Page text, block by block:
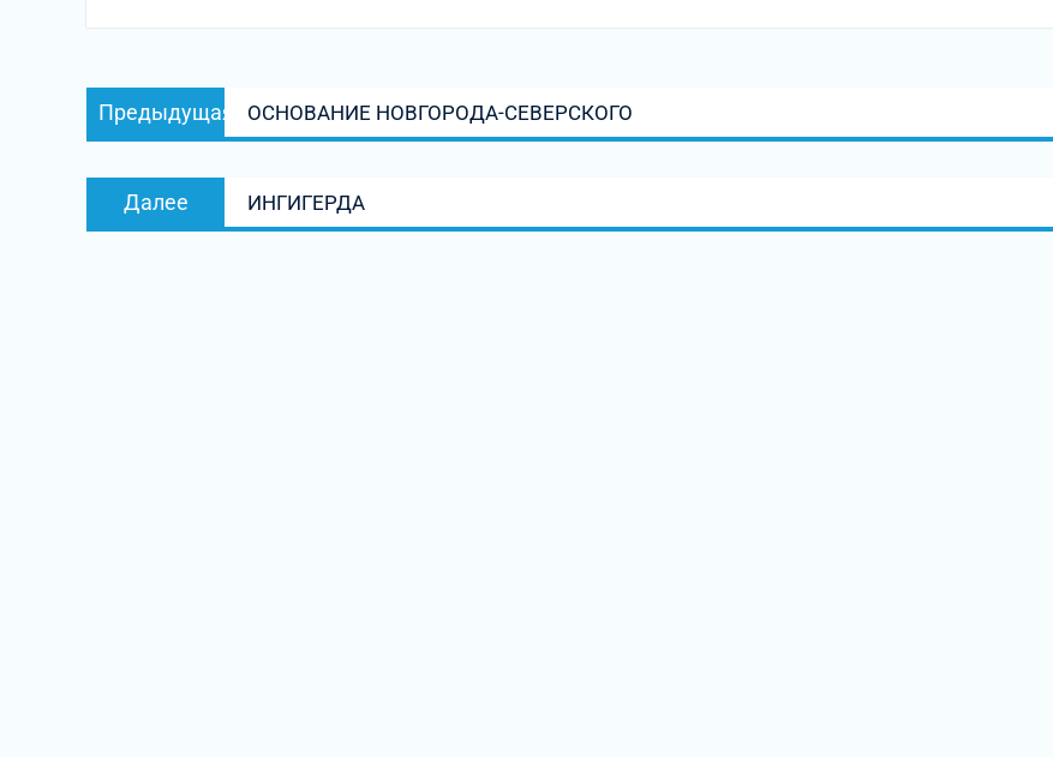
Навигация
по
Предыдущая
запись:
ОСНОВАНИЕ НОВГОРОДА-СЕВЕРСКОГО
Далее
запись:
ИНГИГЕРДА